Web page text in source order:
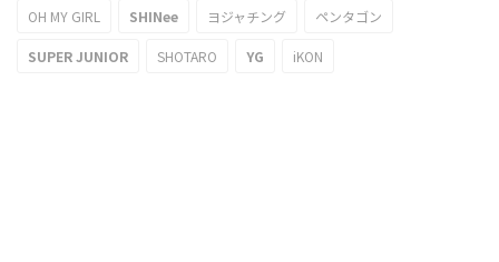
OH MY GIRL SHINee ヨジャチング ペンタゴン
SUPER JUNIOR SHOTARO YG iKON